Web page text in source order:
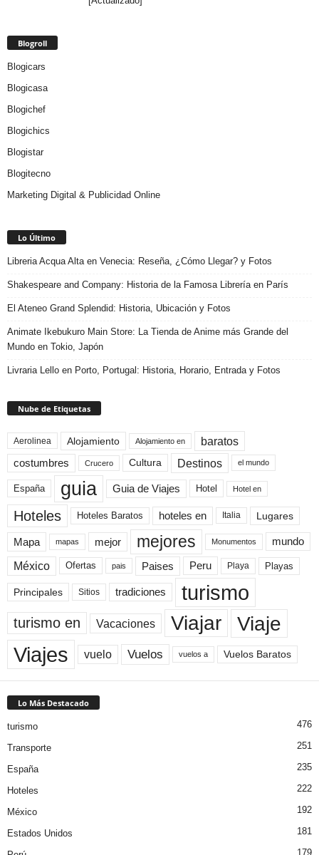
Blogroll
Blogicars
Blogicasa
Blogichef
Blogichics
Blogistar
Blogitecno
Marketing Digital & Publicidad Online
Lo Último
Libreria Acqua Alta en Venecia: Reseña, ¿Cómo Llegar? y Fotos
Shakespeare and Company: Historia de la Famosa Librería en París
El Ateneo Grand Splendid: Historia, Ubicación y Fotos
Animate Ikebukuro Main Store: La Tienda de Anime más Grande del
Mundo en Tokio, Japón
Livraria Lello en Porto, Portugal: Historia, Horario, Entrada y Fotos
Nube de Etiquetas
Aerolinea Alojamiento Alojamiento en baratos
costumbres Crucero Cultura Destinos el mundo
España guia Guia de Viajes Hotel Hotel en
Hoteles Hoteles Baratos hoteles en Italia Lugares
Mapa mapas mejor mejores Monumentos mundo
México Ofertas pais Paises Peru Playa Playas
Principales Sitios tradiciones turismo
turismo en Vacaciones Viajar Viaje
Viajes vuelo Vuelos vuelos a Vuelos Baratos
Lo Más Destacado
turismo 476
Transporte 251
España 235
Hoteles 222
México 192
Estados Unidos 181
179